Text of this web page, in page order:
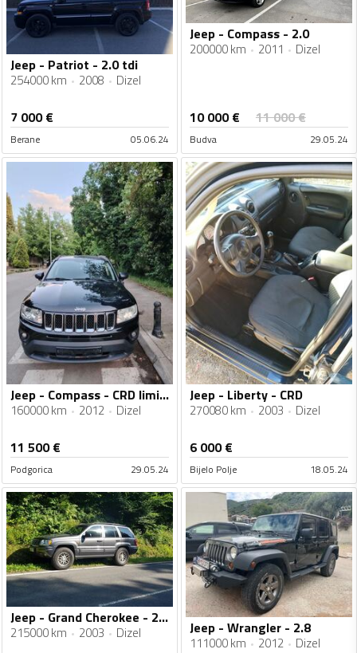
Jeep - Patriot - 2.0 tdi
254000 km 2008 Dizel
7 000€
Berane 05.06.24
Jeep - Compass - 2.0
200000 km 2011 Dizel
10 000€ 11 000€
Budva 29.05.24
Jeep - Compass - CRD limited
160000 km 2012 Dizel
11 500€
Podgorica 29.05.24
Jeep - Liberty - CRD
270080 km 2003 Dizel
6 000€
Bijelo Polje 18.05.24
Jeep - Grand Cherokee - 2.7 CRD
215000 km 2003 Dizel Jeep - Wrangler - 2.8
111000 km 2012 Dizel